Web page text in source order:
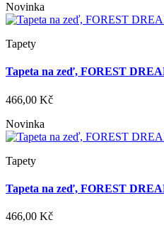
Novinka
Tapety
Tapeta na zeď, FOREST
466,00 Kč
Novinka
Tapety
Tapeta na zeď, FOREST
466,00 Kč